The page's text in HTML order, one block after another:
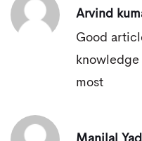
Arvind
Good
most